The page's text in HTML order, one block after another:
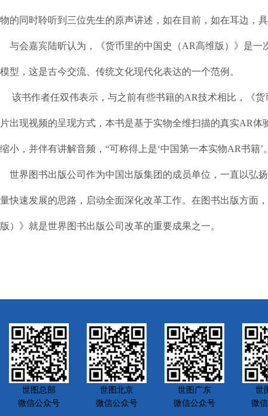
物的同时聆听到三位先生的原声讲述，如在目前，如在耳边，
与会嘉宾陆昕认为，《货币里的中国史（AR高维版）》是一
模型，这是古今交流、传统文化现代化表达的一个范例。
该书作者任双伟表示，与之前有些书籍的AR技术相比，《
片出现视频的呈现方式，本书是基于实物全维扫描的真实AR
缩小，并伴有讲解音频，“可称得上是‘中国第一本实物AR书籍’
世界图书出版公司作为中国出版集团的成员单位，一直以弘
量快速发展的思路，启动全面深化改革工作。在图书出版方面
版）》就是世界图书出版公司改革的重要成果之一。
世图总部
微信公众号
世图北京
微信公众号
世图广东
微信公众号
世
微